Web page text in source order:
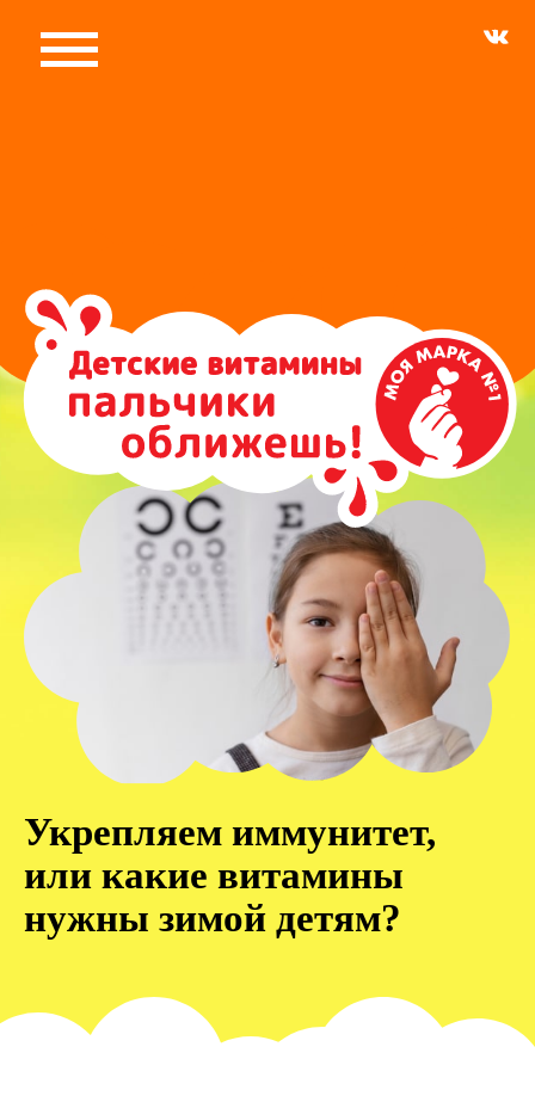
Укрепляем иммунитет,
или какие витамины
нужны зимой детям?